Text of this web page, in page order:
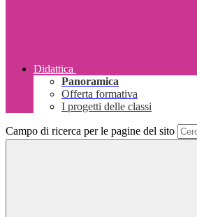
Didattica
Panoramica
Offerta formativa
I progetti delle classi
Campo di ricerca per le pagine del sito